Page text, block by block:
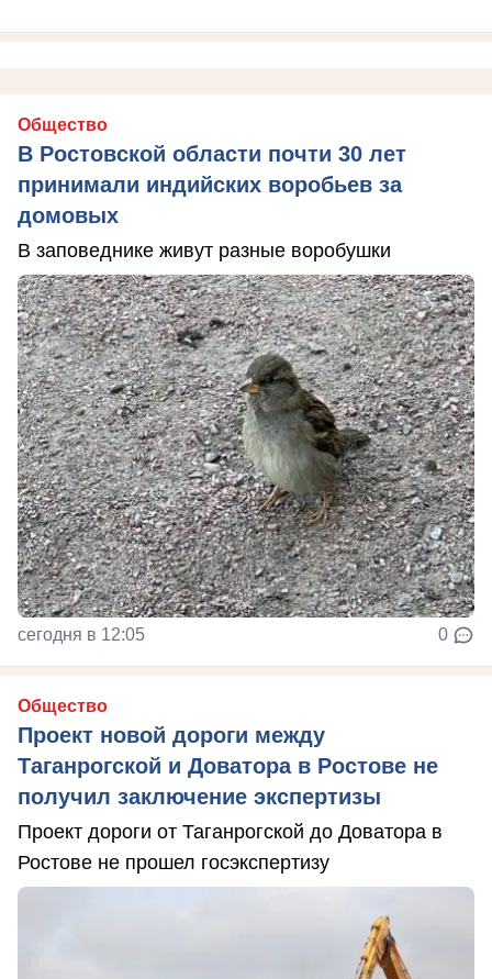
Общество
В Ростовской области почти 30 лет
принимали индийских воробьев за
домовых
В заповеднике живут разные воробушки
сегодня в 12:05 0
Общество
Проект новой дороги между
Таганрогской и Доватора в Ростове не
получил заключение экспертизы
Проект дороги от Таганрогской до Доватора в
Ростове не прошел госэкспертизу